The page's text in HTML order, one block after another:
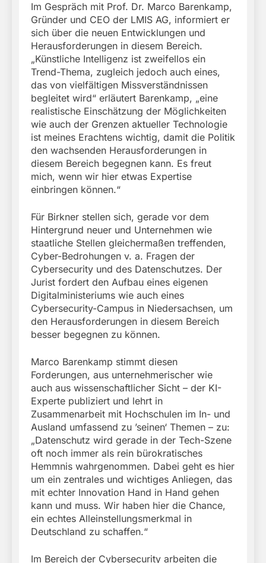
Im Gespräch mit Prof. Dr. Marco Barenkamp,
Gründer und CEO der LMIS AG, informiert er
sich über die neuen Entwicklungen und
Herausforderungen in diesem Bereich.
„Künstliche Intelligenz ist zweifellos ein
Trend-Thema, zugleich jedoch auch eines,
das von vielfältigen Missverständnissen
begleitet wird“ erläutert Barenkamp, „eine
realistische Einschätzung der Möglichkeiten
wie auch der Grenzen aktueller Technologie
ist meines Erachtens wichtig, damit die Politik
den wachsenden Herausforderungen in
diesem Bereich begegnen kann. Es freut
mich, wenn wir hier etwas Expertise
einbringen können.“
Für Birkner stellen sich, gerade vor dem
Hintergrund neuer und Unternehmen wie
staatliche Stellen gleichermaßen treffenden,
Cyber-Bedrohungen v. a. Fragen der
Cybersecurity und des Datenschutzes. Der
Jurist fordert den Aufbau eines eigenen
Digitalministeriums wie auch eines
Cybersecurity-Campus in Niedersachsen, um
den Herausforderungen in diesem Bereich
besser begegnen zu können.
Marco Barenkamp stimmt diesen
Forderungen, aus unternehmerischer wie
auch aus wissenschaftlicher Sicht – der KI-
Experte publiziert und lehrt in
Zusammenarbeit mit Hochschulen im In- und
Ausland umfassend zu ’seinen‘ Themen – zu:
„Datenschutz wird gerade in der Tech-Szene
oft noch immer als rein bürokratisches
Hemmnis wahrgenommen. Dabei geht es hier
um ein zentrales und wichtiges Anliegen, das
mit echter Innovation Hand in Hand gehen
kann und muss. Wir haben hier die Chance,
ein echtes Alleinstellungsmerkmal in
Deutschland zu schaffen.“
Im Bereich der Cybersecurity arbeiten die